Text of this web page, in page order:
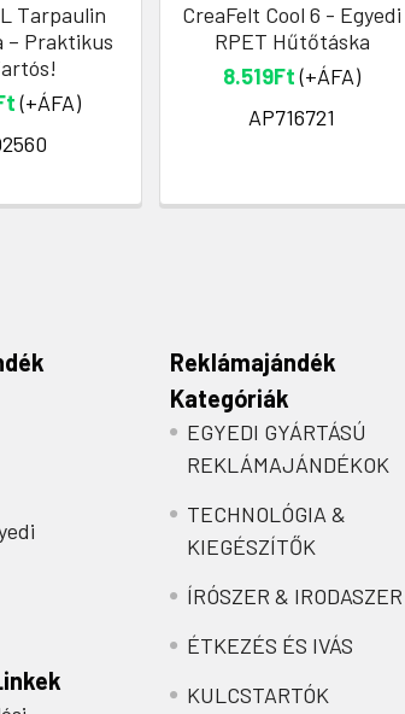
Tarpaulin
– Praktikus
(+ÁFA)
CreaFelt Cool 6 - Egyedi
RPET Hűtőtáska
8.519Ft(+ÁFA)
AP716721
Reklámajándék
Kategóriák
EGYEDI GYÁRTÁSÚ
REKLÁMAJÁNDÉKOK
TECHNOLÓGIA &
KIEGÉSZÍTŐK
ÍRÓSZER & IRODASZER
ÉTKEZÉS ÉS IVÁS
KULCSTARTÓK